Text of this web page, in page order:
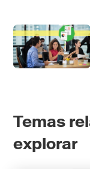
Temas
explorar